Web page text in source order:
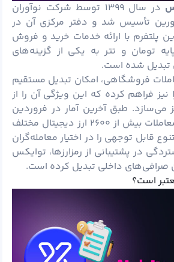
در سال ۱۳۹۹ توسط شرکت نوآوران
تأسیس شد و دفتر مرکزی آن در
پلتفرم با ارائه خدمات خرید و فروش
تومان و تتر به یکی از گزینه‌های
تبدیل شده است.
فروشگاهی، امکان تبدیل مستقیم
نیز فراهم کرده که این ویژگی آن را از
می‌سازد. طبق آخرین آمار در فروردین
۱۴۰۴ این صرافی از معاملات بیش از ۲۶۰۰ ارز دیجیتال مختلف
قابل توجهی را در اختیار معامله‌گران
در پشتیبانی از رمزارزها، توایکس
صرافی‌های داخلی تبدیل کرده است.
است؟